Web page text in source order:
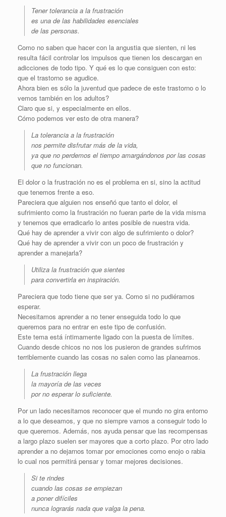
Tener tolerancia a la frustración
es una de las habilidades esenciales
de las personas.
Como no saben que hacer con la angustia que sienten, ni les
resulta fácil controlar los impulsos que tienen los descargan en
adicciones de todo tipo. Y qué es lo que consiguen con esto:
que el trastorno se agudice.
Ahora bien es sólo la juventud que padece de este trastorno o lo
vemos también en los adultos?
Claro que si, y especialmente en ellos.
Cómo podemos ver esto de otra manera?
La tolerancia a la frustración
nos permite disfrutar más de la vida,
ya que no perdemos el tiempo amargándonos por las cosas
que no funcionan.
El dolor o la frustración no es el problema en si, sino la actitud
que tenemos frente a eso.
Pareciera que alguien nos enseñó que tanto el dolor, el
sufrimiento como la frustración no fueran parte de la vida misma
y tenemos que erradicarlo lo antes posible de nuestra vida.
Qué hay de aprender a vivir con algo de sufrimiento o dolor?
Qué hay de aprender a vivir con un poco de frustración y
aprender a manejarla?
Utiliza la frustración que sientes
para convertirla en inspiración.
Pareciera que todo tiene que ser ya. Como si no pudiéramos
esperar.
Necesitamos aprender a no tener enseguida todo lo que
queremos para no entrar en este tipo de confusión.
Este tema está íntimamente ligado con la puesta de límites.
Cuando desde chicos no nos los pusieron de grandes sufrimos
terriblemente cuando las cosas no salen como las planeamos.
La frustración llega
la mayoría de las veces
por no esperar lo suficiente.
Por un lado necesitamos reconocer que el mundo no gira entorno
a lo que deseamos, y que no siempre vamos a conseguir todo lo
que queremos. Además, nos ayuda pensar que las recompensas
a largo plazo suelen ser mayores que a corto plazo. Por otro lado
aprender a no dejarnos tomar por emociones como enojo o rabia
lo cual nos permitirá pensar y tomar mejores decisiones.
Si te rindes
cuando las cosas se empiezan
a poner difíciles
nunca lograrás nada que valga la pena.